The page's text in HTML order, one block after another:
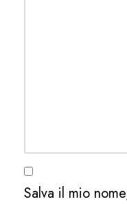
Salva il mio